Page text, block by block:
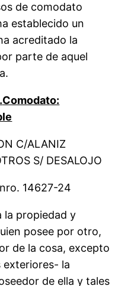
de comodato
establecido un
acreditado la
parte de aquel
Comodato:
C/ALANIZ
S/ DESALOJO
14627-24
la propiedad y
posee por otro,
de la cosa, excepto
exteriores- la
de ella y tales